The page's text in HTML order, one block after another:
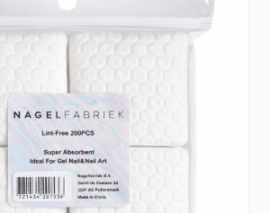
nagelsalon én voor
nail wipes zijn
pluisjes of vezels achterlaat
voor een strak en